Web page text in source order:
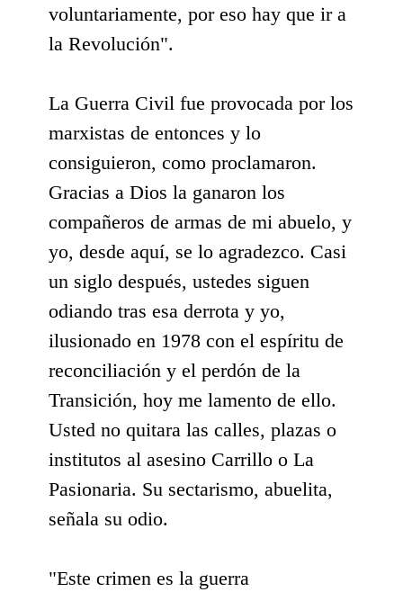
voluntariamente, por eso hay que ir a
la Revolución".
La Guerra Civil fue provocada por los
marxistas de entonces y lo
consiguieron, como proclamaron.
Gracias a Dios la ganaron los
compañeros de armas de mi abuelo, y
yo, desde aquí, se lo agradezco. Casi
un siglo después, ustedes siguen
odiando tras esa derrota y yo,
ilusionado en 1978 con el espíritu de
reconciliación y el perdón de la
Transición, hoy me lamento de ello.
Usted no quitara las calles, plazas o
institutos al asesino Carrillo o La
Pasionaria. Su sectarismo, abuelita,
señala su odio.
"Este crimen es la guerra